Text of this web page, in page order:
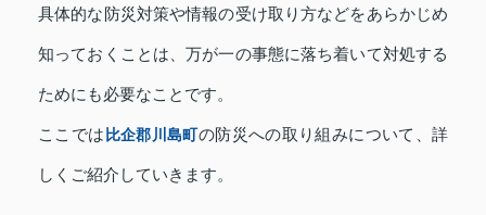
具体的な防災対策や情報の受け取り方などをあらかじめ
知っておくことは、万が一の事態に落ち着いて対処する
ためにも必要なことです。
ここでは 比企郡川島町の防災への取り組みについて、詳
しくご紹介していきます。